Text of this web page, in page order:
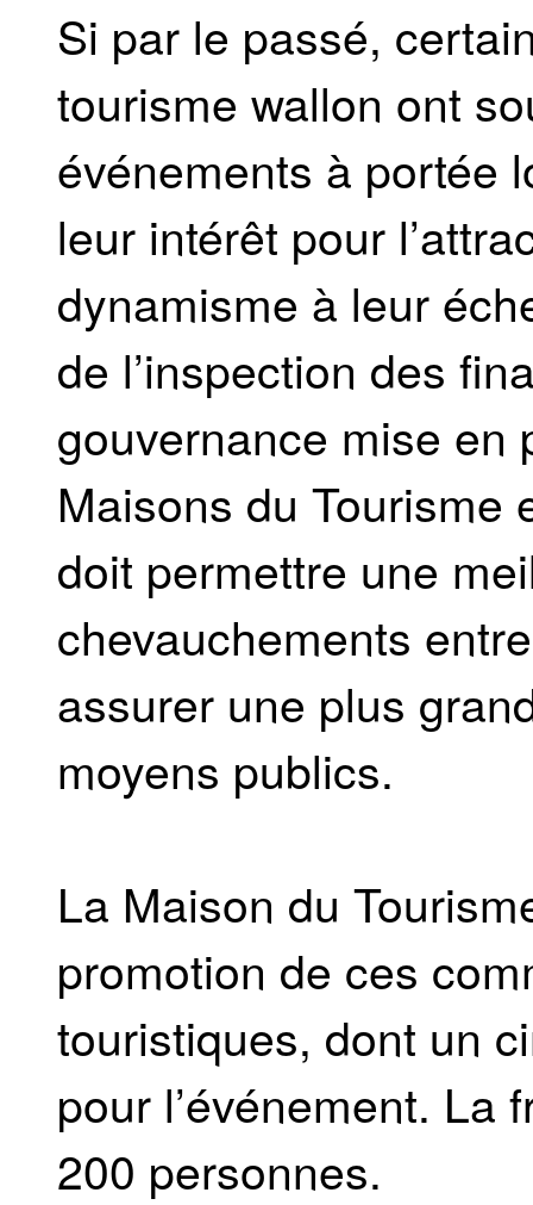
Si par le passé,
tourisme wallon ont
événements à portée
leur intérêt pour
dynamisme à leur
de l’inspection des
gouvernance mise en
Maisons du Tourisme
doit permettre une
chevauchements
assurer une plus
moyens publics.
La Maison du
promotion de ces
touristiques, dont un
pour l’événement. La
200 personnes.